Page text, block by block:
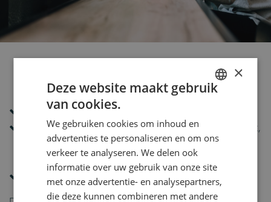
Naar wie zijn we op zoek?
Heb jij dezelfde passie voor Food
Bekend en ervaren met Microsoft technologiestack,
inclusief
Office, Dynamics 365 en het Power Platform?
Gericht op klantensucces, vandaag en morgen
×
Deze website maakt gebruik
van cookies.
We gebruiken cookies om inhoud en
advertenties te personaliseren en om ons
verkeer te analyseren. We delen ook
informatie over uw gebruik van onze site
met onze advertentie- en analysepartners,
die deze kunnen combineren met andere